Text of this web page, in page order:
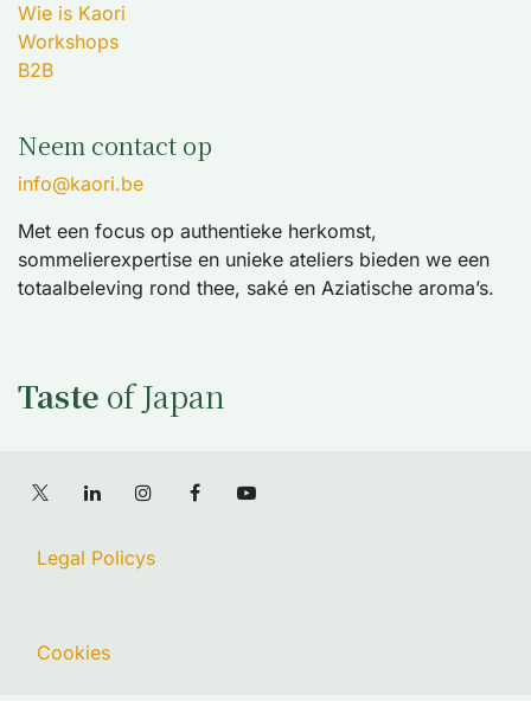
Wie is Kaori
Workshops
B2B
Neem contact op
info@kaori.be
Met een focus op authentieke herkomst,
sommelierexpertise en unieke ateliers bieden we een
totaalbeleving rond thee, saké en Aziatische aroma’s.
Taste of Japan
Legal Policys
Cookies